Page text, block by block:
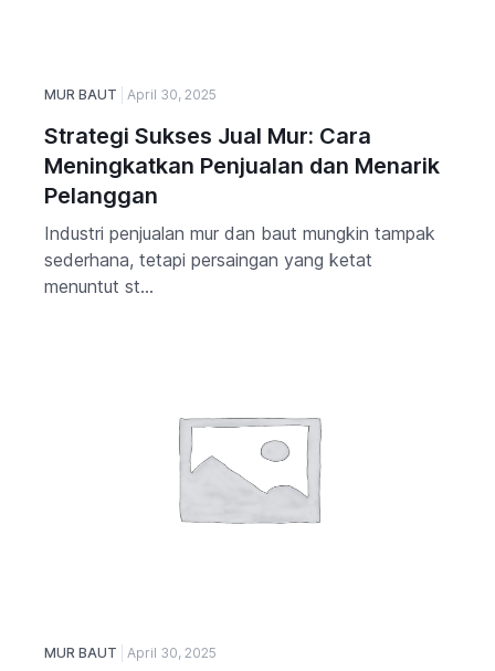
MUR BAUT April 30, 2025
Strategi Sukses Jual Mur: Cara
Meningkatkan Penjualan dan Menarik
Pelanggan
Industri penjualan mur dan baut mungkin tampak
sederhana, tetapi persaingan yang ketat
menuntut st...
MUR BAUT April 30, 2025